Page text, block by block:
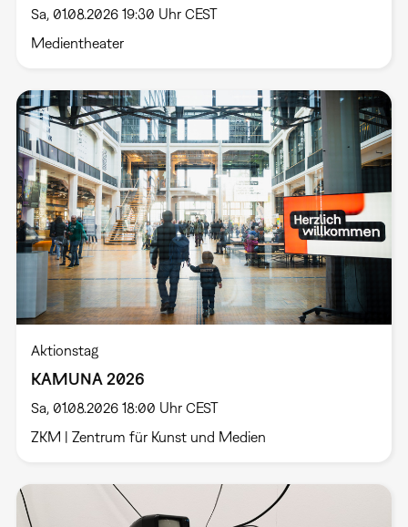
Sa, 01.08.2026 19:30 Uhr CEST
Medientheater
Aktionstag
KAMUNA 2026
Sa, 01.08.2026 18:00 Uhr CEST
ZKM | Zentrum für Kunst und Medien